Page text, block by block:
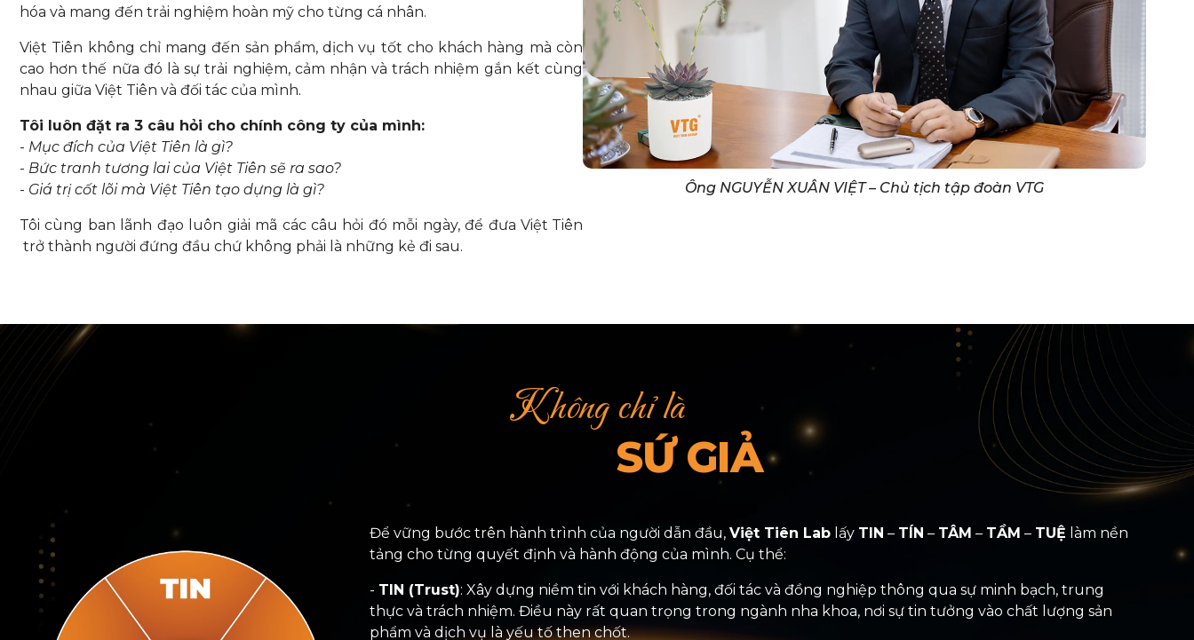
hóa và mang đến trải nghiệm hoàn mỹ cho từng cá nhân.
Việt Tiên không chỉ mang đến sản phẩm, dịch vụ tốt cho khách hàng mà còn
cao hơn thế nữa đó là sự trải nghiệm, cảm nhận và trách nhiệm gắn kết cùng
nhau giữa Việt Tiên và đối tác của mình.
Tôi luôn đặt ra 3 câu hỏi cho chính công ty của mình:
- Mục đích của Việt Tiên là gì?
- Bức tranh tương lai của Việt Tiên sẽ ra sao?
- Giá trị cốt lõi mà Việt Tiên tạo dựng là gì?
Tôi cùng ban lãnh đạo luôn giải mã các câu hỏi đó mỗi ngày, để đưa Việt Tiên
trở thành người đứng đầu chứ không phải là những kẻ đi sau.
Ông NGUYỄN XUÂN VIỆT– Chủ tịch tập đoàn VTG
Không chỉ là
SỨ GIẢ
Để vững bước trên hành trình của người dẫn đầu, Việt Tiên Lab lấy TIN – TÍN – TÂM – TẦM – TUỆ làm nền
tảng cho từng quyết định và hành động của mình. Cụ thể:
- TIN (Trust): Xây dựng niềm tin với khách hàng, đối tác và đồng nghiệp thông qua sự minh bạch, trung
thực và trách nhiệm. Điều này rất quan trọng trong ngành nha khoa, nơi sự tin tưởng vào chất lượng sản
phẩm và dịch vụ là yếu tố then chốt.